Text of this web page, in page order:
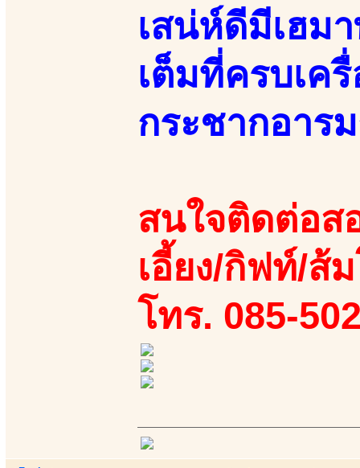
เสน่ห์ดีมีเฮม
เต็มที่ครบเค
กระชากอาร
สนใจติดต่อส
เอี้ยง/กิฟท์/ส้
โทร. 085-